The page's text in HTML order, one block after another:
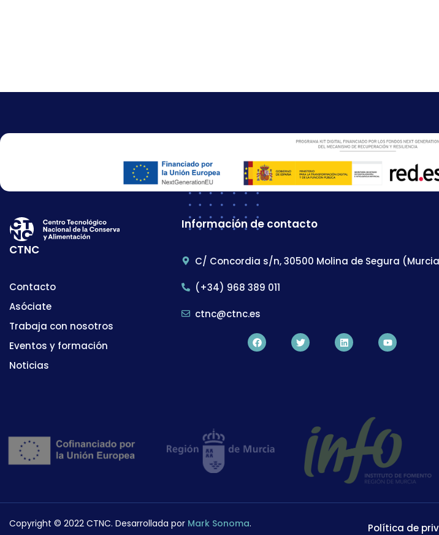
CTNC
Contacto
Asóciate
Trabaja con nosotros
Eventos y formación
Noticias
Información de contacto
C/ Concordia s/n, 30500 Molina de Segura
(+34) 968 389 011
ctnc@ctnc.es
Copyright © 2022 CTNC. Desarrollada por Mark Sonoma. Política de